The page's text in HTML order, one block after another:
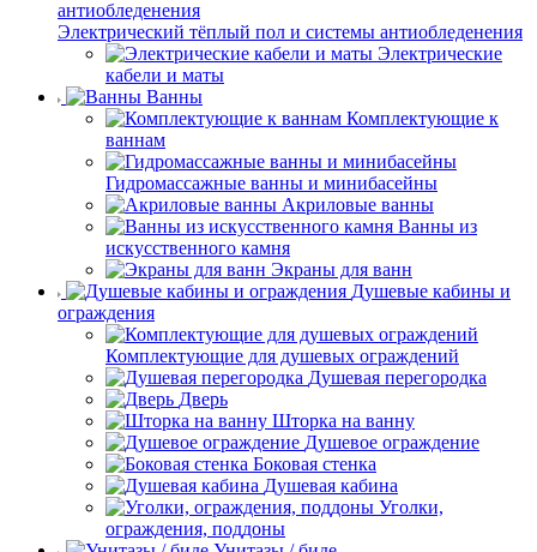
Электрический тёплый пол и системы антиобледенения
Электрические
кабели и маты
Ванны
Комплектующие к
ваннам
Гидромассажные ванны и минибасейны
Акриловые ванны
Ванны из
искусственного камня
Экраны для ванн
Душевые кабины и
ограждения
Комплектующие для душевых ограждений
Душевая перегородка
Дверь
Шторка на ванну
Душевое ограждение
Боковая стенка
Душевая кабина
Уголки,
ограждения, поддоны